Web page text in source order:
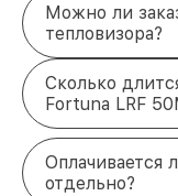
Можно ли
тепловизора?
Сколько
Fortuna LRF
Оплачивается
отдельно?